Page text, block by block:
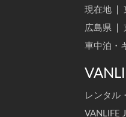
現在地
広島県
車中泊・
レンタル
VANLIFE